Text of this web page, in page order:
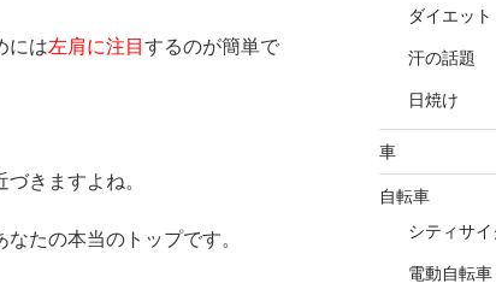
には左肩に注目 するのが簡単で
きますよね。
たの本当のトップです。
ダイエット
汗の話題
日焼け
車
自転車
シティサイ
電動自転車